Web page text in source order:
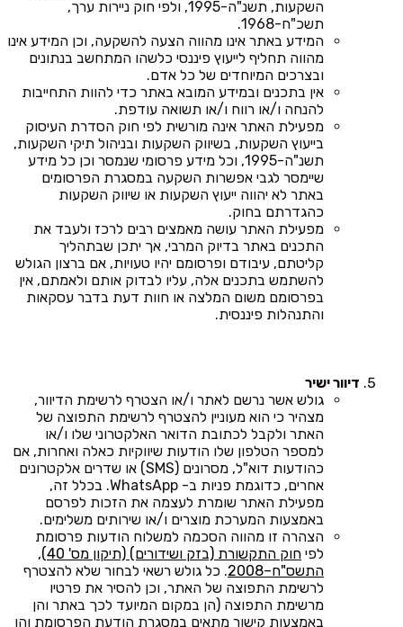
השקעות, תשנ"ה-1995, ולפי חוק ניירות ערך,
תשכ"ח-1968.
המידע באתר אינו מהווה הצעה להשקעה, וכן המידע אינו
מהווה תחליף לייעוץ פיננסי כלשהו המתחשב בנתונים
ובצרכים המיוחדים של כל אדם.
אין בתכנים ובמידע המובא באתר כדי להוות התחייבות
להנחה ו/או רווח ו/או תשואה עודפת.
מפעילת האתר אינה מורשית לפי חוק הסדרת העיסוק
בייעוץ השקעות, בשיווק השקעות ובניהול תיקי השקעות,
תשנ"ה-1995, וכל מידע פרסומי שנמסר וכן כל מידע
שיימסר לגבי אפשרות השקעה במסגרת הפרסומים
באתר לא יהווה ייעוץ השקעות או שיווק השקעות
כהגדרתם בחוק.
מפעילת האתר עושה מאמצים רבים לרכז ולעבד את
התכנים באתר בדיוק המרבי, אך יתכן שבתהליך
קליטתם, עיבודם ופרסומם יהיו טעויות, אם ברצון הגולש
להשתמש בתכנים אלה, עליו לבדוק אותם ולאמתם, אין
בפרסומם משום המלצה או חוות דעת בדבר עסקאות
והתנהלות פיננסית.
דיוור ישיר
גולש אשר נרשם לאתר ו/או הצטרף לרשימת הדיוור,
מצהיר כי הוא מעוניין להצטרף לרשימת התפוצה של
האתר ולקבל לכתובת הדואר האלקטרוני שלו ו/או
למספר הטלפון שלו הודעות שיווקיות כאלה ואחרות, אם
כהודעות דוא"ל, מסרונים (SMS) או שדרים אלקטרונים
אחרים, כדוגמת פניות ב- WhatsApp. בכלל זה,
מפעילת האתר שומרת לעצמה את הזכות לפרסם
באמצעות המערכת מוצרים ו/או שירותים משלימים.
הצהרה זו מהווה הסכמה למשלוח הודעות פרסומת
לפי
חוק התקשורת (בזק ושידורים) (תיקון מס' 40),
התשס"ח–2008
. כל גולש רשאי לבחור שלא להצטרף
לרשימת התפוצה של האתר, וכן להסיר את פרטיו
מרשימת התפוצה (הן במקום המיועד לכך באתר והן
באמצעות קישור מתאים במסגרת הודעת הפרסומת והן